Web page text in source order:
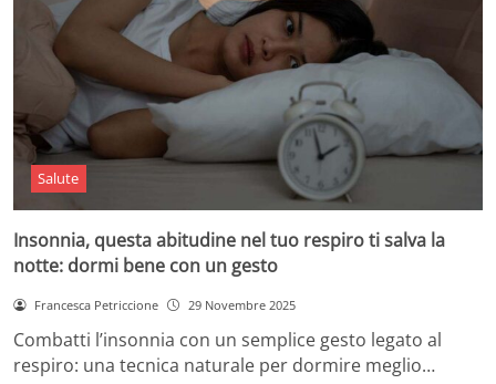
Salute
Insonnia, questa abitudine nel tuo respiro ti salva la
notte: dormi bene con un gesto
Francesca Petriccione 29 Novembre 2025
Combatti l’insonnia con un semplice gesto legato al
respiro: una tecnica naturale per dormire meglio…